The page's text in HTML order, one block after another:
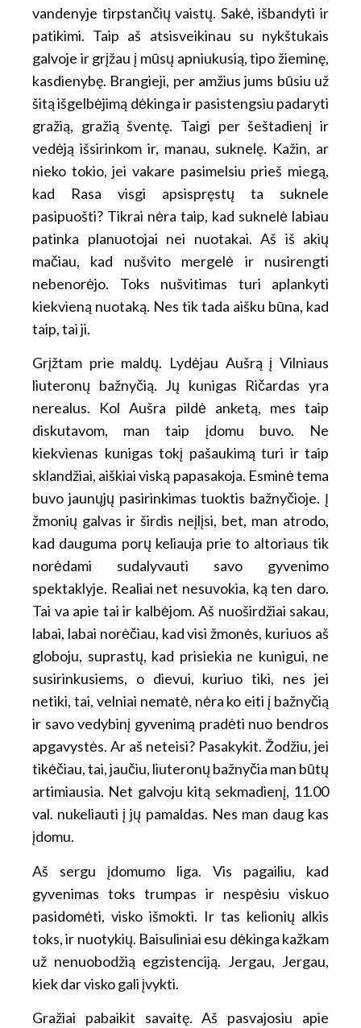
vandenyje tirpstančių vaistų. Sakė, išbandyti ir
patikimi. Taip aš atsisveikinau su nykštukais
galvoje ir grįžau į mūsų apniukusią, tipo žieminę,
kasdienybę. Brangieji, per amžius jums būsiu už
šitą išgelbėjimą dėkinga ir pasistengsiu padaryti
gražią, gražią šventę. Taigi per šeštadienį ir
vedėją išsirinkom ir, manau, suknelę. Kažin, ar
nieko tokio, jei vakare pasimelsiu prieš miegą,
kad Rasa visgi apsispręstų ta suknele
pasipuošti? Tikrai nėra taip, kad suknelė labiau
patinka planuotojai nei nuotakai. Aš iš akių
mačiau, kad nušvito mergelė ir nusirengti
nebenorėjo. Toks nušvitimas turi aplankyti
kiekvieną nuotaką. Nes tik tada aišku būna, kad
taip, tai ji.
Grįžtam prie maldų. Lydėjau Aušrą į Vilniaus
liuteronų bažnyčią. Jų kunigas Ričardas yra
nerealus. Kol Aušra pildė anketą, mes taip
diskutavom, man taip įdomu buvo. Ne
kiekvienas kunigas tokį pašaukimą turi ir taip
sklandžiai, aiškiai viską papasakoja. Esminė tema
buvo jaunųjų pasirinkimas tuoktis bažnyčioje. Į
žmonių galvas ir širdis neįlįsi, bet, man atrodo,
kad dauguma porų keliauja prie to altoriaus tik
norėdami sudalyvauti savo gyvenimo
spektaklyje. Realiai net nesuvokia, ką ten daro.
Tai va apie tai ir kalbėjom. Aš nuoširdžiai sakau,
labai, labai norėčiau, kad visi žmonės, kuriuos aš
globoju, suprastų, kad prisiekia ne kunigui, ne
susirinkusiems, o dievui, kuriuo tiki, nes jei
netiki, tai, velniai nematė, nėra ko eiti į bažnyčią
ir savo vedybinį gyvenimą pradėti nuo bendros
apgavystės. Ar aš neteisi? Pasakykit. Žodžiu, jei
tikėčiau, tai, jaučiu, liuteronų bažnyčia man būtų
artimiausia. Net galvoju kitą sekmadienį, 11.00
val. nukeliauti į jų pamaldas. Nes man daug kas
įdomu.
Aš sergu įdomumo liga. Vis pagailiu, kad
gyvenimas toks trumpas ir nespėsiu viskuo
pasidomėti, visko išmokti. Ir tas kelionių alkis
toks, ir nuotykių. Baisuliniai esu dėkinga kažkam
už nenuobodžią egzistenciją. Jergau, Jergau,
kiek dar visko gali įvykti.
Gražiai pabaikit savaitę. Aš pasvajosiu apie